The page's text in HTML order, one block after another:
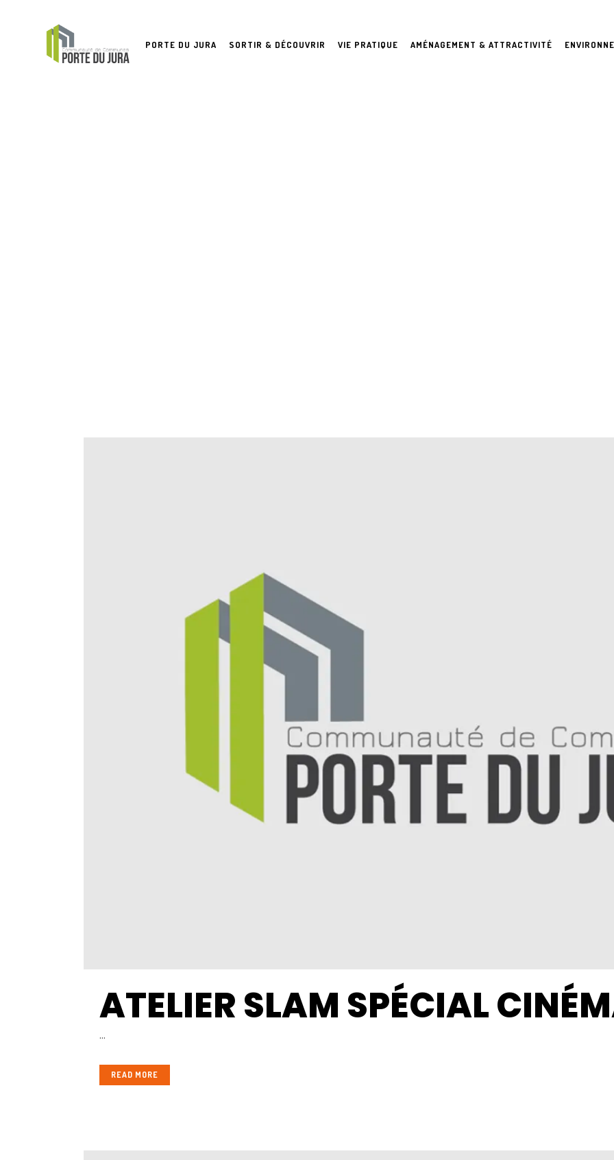
PORTE DU JURA SORTIR & DÉCOUVRIR VIE PRATIQUE AMÉNAGEMENT & ATTRACTIVITÉ
ATELIER SLAM SPÉCIAL
...
READ MORE